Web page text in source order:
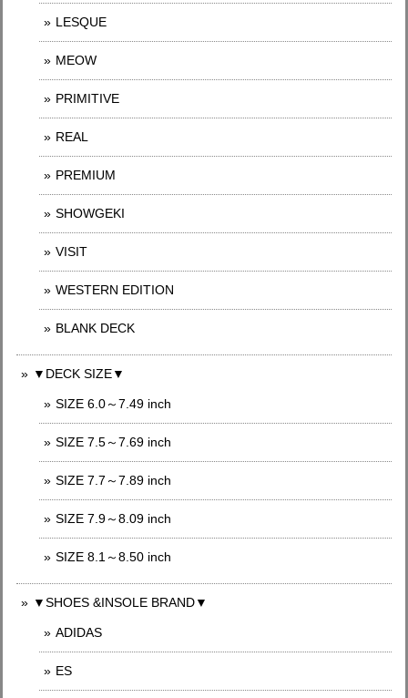
LESQUE
MEOW
PRIMITIVE
REAL
PREMIUM
SHOWGEKI
VISIT
WESTERN EDITION
BLANK DECK
▼DECK SIZE▼
SIZE 6.0～7.49 inch
SIZE 7.5～7.69 inch
SIZE 7.7～7.89 inch
SIZE 7.9～8.09 inch
SIZE 8.1～8.50 inch
▼SHOES &INSOLE BRAND▼
ADIDAS
ES